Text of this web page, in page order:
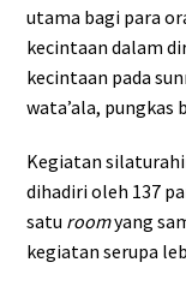
utama bagi para
kecintaan dalam
kecintaan pada
wata’ala, pungkas
Kegiatan
dihadiri oleh 137
satu roomyang
kegiatan serupa